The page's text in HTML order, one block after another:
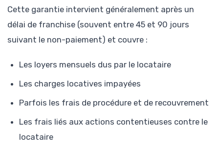
Cette garantie intervient généralement après un
délai de franchise (souvent entre 45 et 90 jours
suivant le non-paiement) et couvre :
Les loyers mensuels dus par le locataire
Les charges locatives impayées
Parfois les frais de procédure et de recouvrement
Les frais liés aux actions contentieuses contre le
locataire